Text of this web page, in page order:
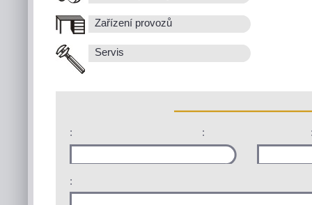
Zařízení provozů
Servis
: :
: